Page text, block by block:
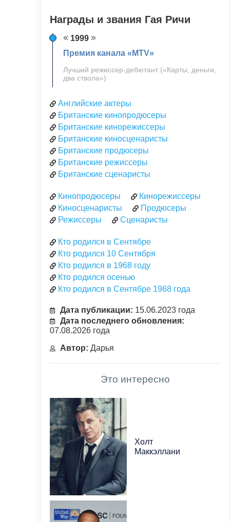
Награды и звания Гая Ричи
1999
Премия канала «MTV»
Лучший режиссер-дебютант («Карты, деньги,
два ствола»)
Английские актеры
Британские кинопродюсеры
Британские кинорежиссеры
Британские киносценаристы
Британские продюсеры
Британские режиссеры
Британские сценаристы
Кинопродюсеры
Кинорежиссеры
Киносценаристы
Продюсеры
Режиссеры
Сценаристы
Кто родился в Сентябре
Кто родился 10 Сентября
Кто родился в 1968 году
Кто родился осенью
Кто родился в Сентябре 1968 года
Дата публикации: 15.06.2023 года
Дата последнего обновления:
07.08.2026 года
Автор: Дарья
Это интересно
Холт
Маккэллани